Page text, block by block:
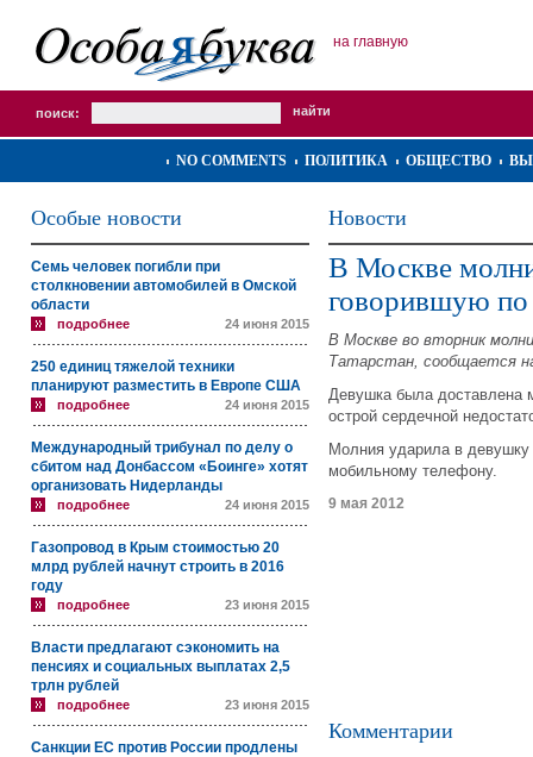
на главную
поиск:
NO COMMENTS ПОЛИТИКА ОБЩЕСТВО
Особые новости
Семь человек погибли при
столкновении автомобилей в Омской
области
подробнее 24 июня 2015
250 единиц тяжелой техники
планируют разместить в Европе США
подробнее 24 июня 2015
Международный трибунал по делу о
сбитом над Донбассом «Боинге» хотят
организовать Нидерланды
подробнее 24 июня 2015
Газопровод в Крым стоимостью 20
млрд рублей начнут строить в 2016
году
подробнее 23 июня 2015
Власти предлагают сэкономить на
пенсиях и социальных выплатах 2,5
трлн рублей
подробнее 23 июня 2015
Санкции ЕС против России продлены
Новости
В Москве
говорившую
В Москве во вторник
Татарстан, сообщается
Девушка была доставлена
острой сердечной
Молния ударила в девушку
мобильному телефону.
9 мая 2012
Комментарии